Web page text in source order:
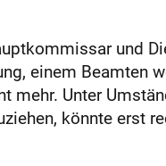
und
einem Beamten
mehr. Unter
könnte erst